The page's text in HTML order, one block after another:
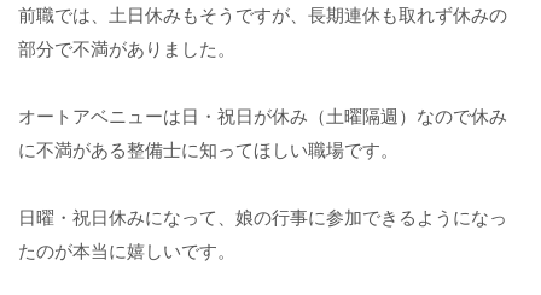
前職では、土日休みもそうですが、長期連休も取れず休みの
部分で不満がありました。
オートアベニューは日・祝日が休み（土曜隔週）なので休み
に不満がある整備士に知ってほしい職場です。
日曜・祝日休みになって、娘の行事に参加できるようになっ
たのが本当に嬉しいです。